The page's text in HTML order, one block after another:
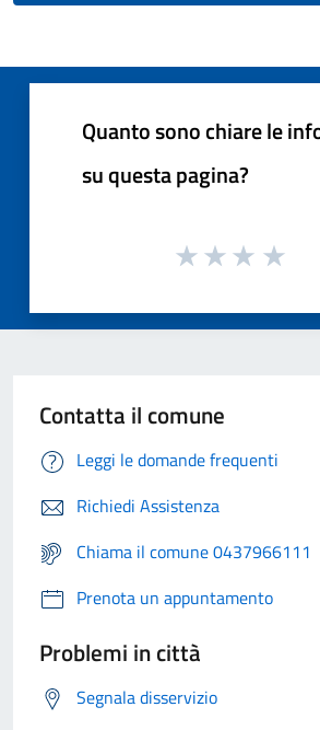
Quanto sono chiare le
su questa pagina?
Contatta il comune
Leggi le domande frequenti
Richiedi Assistenza
Chiama il comune 0437966111
Prenota un appuntamento
Problemi in città
Segnala disservizio